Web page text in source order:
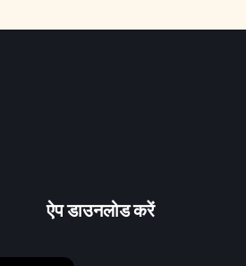
ऐप डाउनलोड करें